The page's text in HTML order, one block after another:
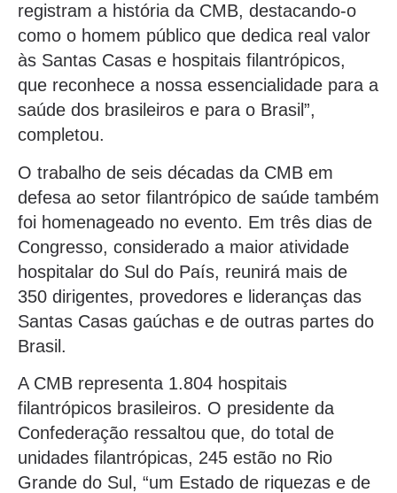
registram a história da CMB, destacando-o
como o homem público que dedica real valor
às Santas Casas e hospitais filantrópicos,
que reconhece a nossa essencialidade para a
saúde dos brasileiros e para o Brasil”,
completou.
O trabalho de seis décadas da CMB em
defesa ao setor filantrópico de saúde também
foi homenageado no evento. Em três dias de
Congresso, considerado a maior atividade
hospitalar do Sul do País, reunirá mais de
350 dirigentes, provedores e lideranças das
Santas Casas gaúchas e de outras partes do
Brasil.
A CMB representa 1.804 hospitais
filantrópicos brasileiros. O presidente da
Confederação ressaltou que, do total de
unidades filantrópicas, 245 estão no Rio
Grande do Sul, “um Estado de riquezas e de